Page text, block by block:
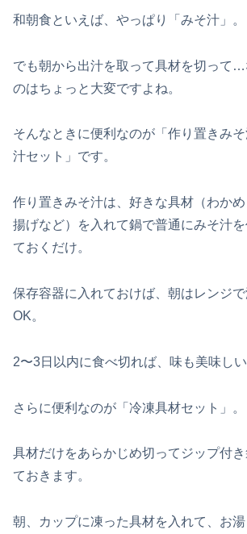
和朝食といえば、やっぱり「みそ汁」。
でも朝から出汁を取って具材を切って
のはちょっと大変ですよね。
そんなときに便利なのが「作り置きみ
汁セット」です。
作り置きみそ汁は、好きな具材（わか
揚げなど）を入れて鍋で普通にみそ汁
ておくだけ。
保存容器に入れておけば、朝はレンジ
OK。
2〜3日以内に食べ切れば、味も美味しい
さらに便利なのが「冷凍具材セット」。
具材だけをあらかじめ切ってジップ付
ておきます。
朝、カップに凍った具材を入れて、お